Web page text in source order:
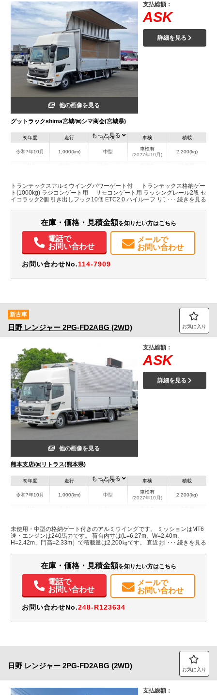
他の画像を見る
グットラックshima宮城/㈱シマ商会(宮城県)
支払総額：
ASK
詳細を見る
初年度
令和7年10月
走行
1,000(km)
サイズ
中型
車検
車検有
(2027年10月)
積載
2,200(kg)
宮城県
W:2,390
H:2,420
W:2,490
H:3,490
無
パワステ パワーウィンドウ ABS エアバッグ
ETC
バックモニター
もっと見る
トランテックスアルミウイングパワーゲート付 トランテックス格納ゲー
ト(1000kg) ラジコンゲート用 リモコンゲート用 ラッシングレール2段 セ
イコラック2個 引き出しフック10個 ETC2.0 ハイルーフ リアエアサス 未使
在庫・価格・見積金額を知りたい方はこちら
電話で
お問い合わせ
メールで
お問い合わせ
お問い合わせNo.114-7909
新古車
日野 レンジャー 2PG-FD2ABG (2WD) お気に入り
他の画像を見る
熊本支店/㈱リトラス(熊本県)
支払総額：
ASK
詳細を見る
初年度
令和7年10月
走行
1,000(km)
サイズ
中型
車検
車検有
(2027年10月)
積載
2,200(kg)
装備情報
パワステ
バックモニター
もっと見る
未使用・中型の格納ゲート付きのアルミウイングです。 ミッションはMT6
速・エンジンは240馬力です。 荷台内寸は(L=6.27m、W=2.40m、
H=2.42m、門高=2.33m）で積載量は2,200㎏です。 直近お問い合わせも多
ご検討ください。
在庫・価格・見積金額を知りたい方はこちら
電話で
お問い合わせ
メールで
お問い合わせ
お問い合わせNo.248-R123634
日野 レンジャー 2PG-FD2ABG (2WD) お気に入り
支払総額：